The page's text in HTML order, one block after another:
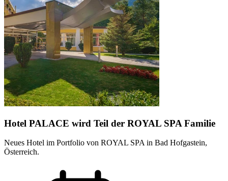
Hotel PALACE wird Teil der ROYAL SPA Familie
Neues Hotel im Portfolio von ROYAL SPA in Bad Hofgastein,
Österreich.